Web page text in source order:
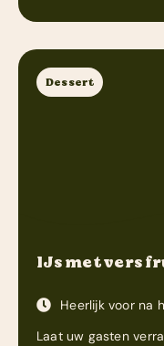
Dessert
IJs met vers
Heerlijk voor na
Laat uw gasten